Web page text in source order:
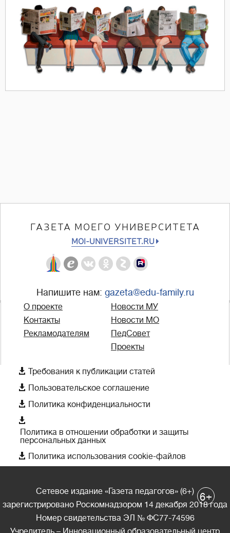
ГАЗЕТА МОЕГО УНИВЕРСИТЕТА
MOI-UNIVERSITET.RU
Напишите нам: gazeta@edu-family.ru
О проекте
Контакты
Рекламодателям
Новости МУ
Новости МО
ПедСовет
Проекты
 Требования к публикации статей
 Пользовательское соглашение
 Политика конфиденциальности

Политика в отношении обработки и защиты
персональных данных
 Политика использования cookie-файлов
Сетевое издание «Газета педагогов» (6+)
зарегистрировано Роскомнадзором 14 декабря 2018 года
Номер свидетельства ЭЛ № ФС77-74596
6+